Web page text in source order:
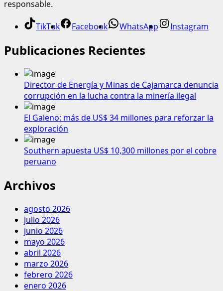
responsable.
TikTok Facebook WhatsApp Instagram
Publicaciones Recientes
Director de Energía y Minas de Cajamarca denuncia
corrupción en la lucha contra la minería ilegal
El Galeno: más de US$ 34 millones para reforzar la
exploración
Southern apuesta US$ 10,300 millones por el cobre
peruano
Archivos
agosto 2026
julio 2026
junio 2026
mayo 2026
abril 2026
marzo 2026
febrero 2026
enero 2026